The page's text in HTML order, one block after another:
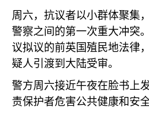
周六，抗议者以小群体聚集
警察之间的第一次重大冲突
议拟议的前英国殖民地法律
疑人引渡到大陆受审。
警方周六接近午夜在脸书上
责保护者危害公共健康和安